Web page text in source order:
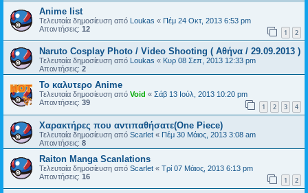
Anime list
Τελευταία δημοσίευση από Loukas « Πέμ 24 Οκτ, 2013 6:53 pm
Απαντήσεις: 12 1 2
Naruto Cosplay Photo / Video Shooting ( Αθήνα / 29.09.2013 )
Τελευταία δημοσίευση από Loukas « Κυρ 08 Σεπ, 2013 12:33 pm
Απαντήσεις: 2
Το καλυτερο Anime
Τελευταία δημοσίευση από Void « Σάβ 13 Ιούλ, 2013 10:20 pm
Απαντήσεις: 39 1 2 3 4
Χαρακτήρες που αντιπαθήσατε(One Piece)
Τελευταία δημοσίευση από Scarlet « Πέμ 30 Μάιος, 2013 3:08 am
Απαντήσεις: 8
Raiton Manga Scanlations
Τελευταία δημοσίευση από Scarlet « Τρί 07 Μάιος, 2013 6:13 pm
Απαντήσεις: 16 1 2